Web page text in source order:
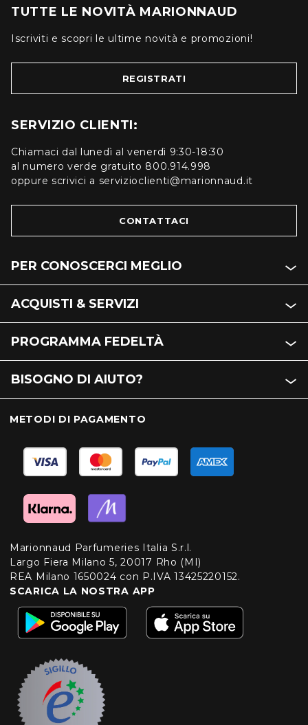
TUTTE LE NOVITÀ MARIONNAUD
Iscriviti e scopri le ultime novità e promozioni!
REGISTRATI
SERVIZIO CLIENTI:
Chiamaci dal lunedì al venerdì 9:30-18:30
al numero verde gratuito 800.914.998
oppure scrivici a servizioclienti@marionnaud.it
CONTATTACI
PER CONOSCERCI MEGLIO
ACQUISTI & SERVIZI
PROGRAMMA FEDELTÀ
BISOGNO DI AIUTO?
METODI DI PAGAMENTO
Marionnaud Parfumeries Italia S.r.l.
Largo Fiera Milano 5, 20017 Rho (MI)
REA Milano 1650024 con P.IVA 13425220152.
SCARICA LA NOSTRA APP